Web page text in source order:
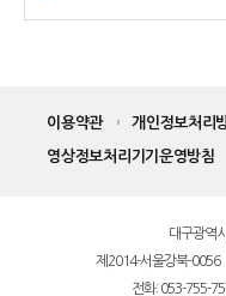
이용약관 개인정보처리
영상정보처리기기운영방침
대구광역
제2014-서울강북-0056
전화: 053-755-